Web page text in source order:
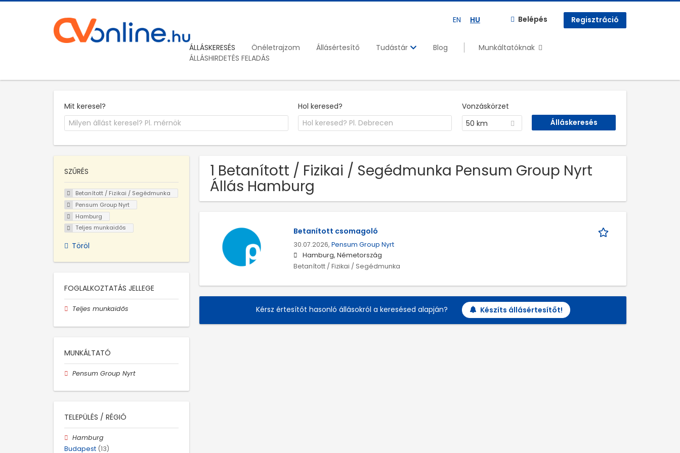
EN HU Belépés Regisztráció
ÁLLÁSKERESÉS Önéletrajzom Állásértesítő Tudástár Blog
Munkáltatóknak
ÁLLÁSHIRDETÉS FELADÁS
Mit keresel? Hol keresed?
Vonzáskörzet
50 km
1 Betanított / Fizikai / Segédmunka Pensum Group Nyrt
Állás Hamburg
Betanított csomagoló
30.07.2026, Pensum Group Nyrt
Hamburg, Németország
Betanított / Fizikai / Segédmunka
Kérsz értesítőt hasonló állásokról a keresésed alapján? Készíts állásértesítőt!
SZŰRÉS
Betanított / Fizikai / Segédmunka
Pensum Group Nyrt
Hamburg
Teljes munkaidős
Töröl
FOGLALKOZTATÁS JELLEGE
Teljes munkaidős
MUNKÁLTATÓ
Pensum Group Nyrt
TELEPÜLÉS / RÉGIÓ
Hamburg
Budapest (13)